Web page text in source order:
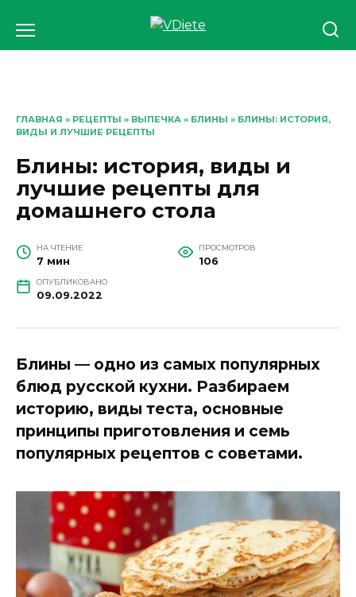
содержанию
ГЛАВНАЯ » РЕЦЕПТЫ » ВЫПЕЧКА » БЛИНЫ » БЛИНЫ: ИСТОРИЯ,
ВИДЫ И ЛУЧШИЕ РЕЦЕПТЫ
Блины: история, виды и
лучшие рецепты для
домашнего стола
НА ЧТЕНИЕ
7 мин
ПРОСМОТРОВ
106
ОПУБЛИКОВАНО
09.09.2022
Блины — одно из самых популярных
блюд русской кухни. Разбираем
историю, виды теста, основные
принципы приготовления и семь
популярных рецептов с советами.